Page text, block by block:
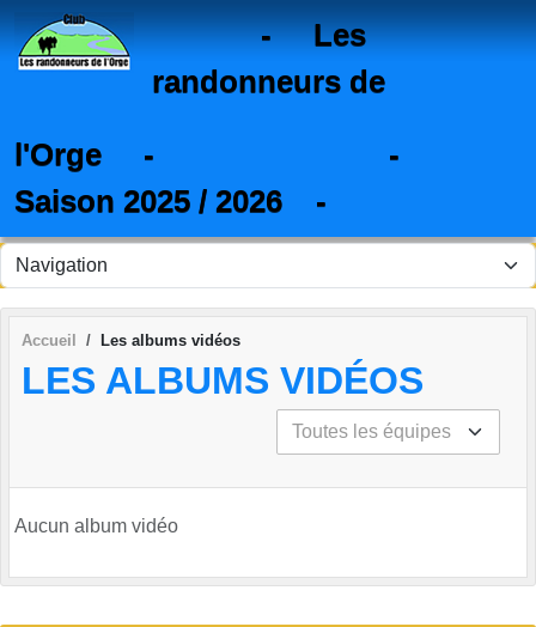
- Les
randonneurs de
l'Orge - -
Saison 2025 / 2026 -
Accueil Les albums vidéos
LES ALBUMS VIDÉOS
Aucun album vidéo
Panneau de gestion des cookies